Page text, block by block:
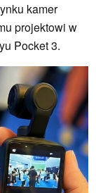
kamer
projektowi w
Pocket 3.